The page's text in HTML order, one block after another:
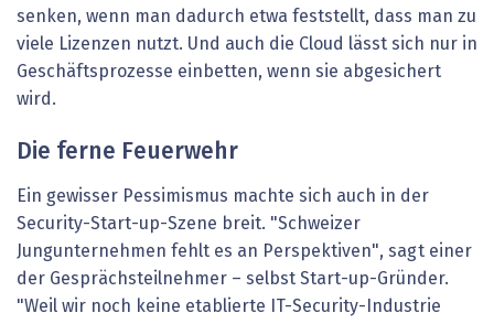
senken, wenn man dadurch etwa feststellt, dass man zu
viele Lizenzen nutzt. Und auch die Cloud lässt sich nur in
Geschäftsprozesse einbetten, wenn sie abgesichert
wird.
Die ferne Feuerwehr
Ein gewisser Pessimismus machte sich auch in der
Security-Start-up-Szene breit. "Schweizer
Jungunternehmen fehlt es an Perspektiven", sagt einer
der Gesprächsteilnehmer – selbst Start-up-Gründer.
"Weil wir noch keine etablierte IT-Security-Industrie